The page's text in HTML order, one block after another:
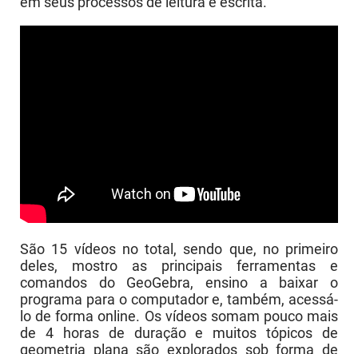
São 15 vídeos no total, sendo que, no primeiro
deles, mostro as principais ferramentas e
comandos do GeoGebra, ensino a baixar o
programa para o computador e, também, acessá-
lo de forma online. Os vídeos somam pouco mais
de 4 horas de duração e muitos tópicos de
geometria plana são explorados sob forma de